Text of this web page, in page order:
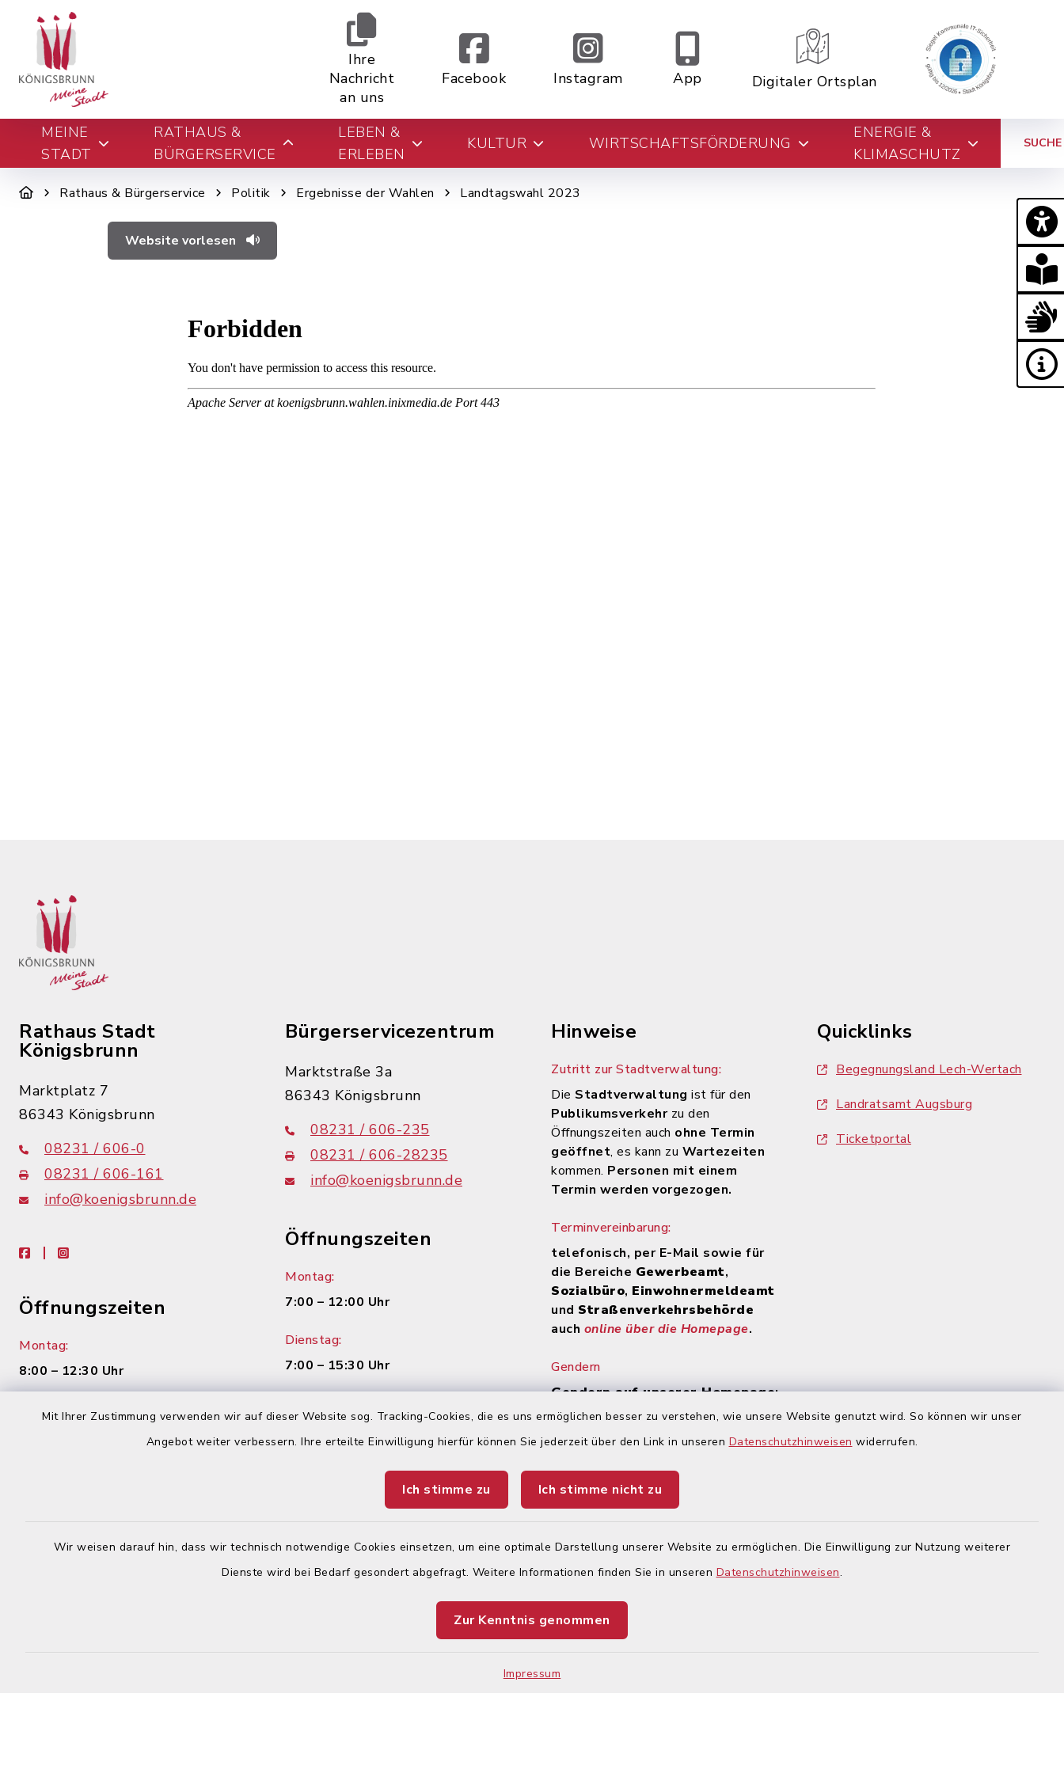
Mit Ihrer Zustimmung verwenden wir auf dieser Website sog. Tracking-Cookies, die es uns ermöglichen besser zu verstehen, wie unsere Website genutzt wird. So können wir unser
Angebot weiter verbessern. Ihre erteilte Einwilligung hierfür können Sie jederzeit über den Link in unseren Datenschutzhinweisen widerrufen.
Ich stimme zu Ich stimme nicht zu
Wir weisen darauf hin, dass wir technisch notwendige Cookies einsetzen, um eine optimale Darstellung unserer Website zu ermöglichen. Die Einwilligung zur Nutzung weiterer
Dienste wird bei Bedarf gesondert abgefragt. Weitere Informationen finden Sie in unseren Datenschutzhinweisen.
Zur Kenntnis genommen
Impressum
Ihre
Nachricht
an uns
Facebook Instagram App Digitaler Ortsplan
MEINE
STADT
RATHAUS &
BÜRGERSERVICE
LEBEN &
ERLEBEN
KULTUR WIRTSCHAFTSFÖRDERUNG
ENERGIE &
KLIMASCHUTZ
SUCHE
Rathaus & Bürgerservice Politik Ergebnisse der Wahlen Landtagswahl 2023
Website vorlesen
Rathaus Stadt
Königsbrunn
Marktplatz 7
86343 Königsbrunn
08231 / 606-0
08231 / 606-161
info@koenigsbrunn.de
facebookinstagram
Öffnungszeiten
Montag:
8:00 – 12:30 Uhr
Dienstag:
Bürgerservicezentrum
Marktstraße 3a
86343 Königsbrunn
08231 / 606-235
08231 / 606-28235
info@koenigsbrunn.de
Öffnungszeiten
Montag:
7:00 – 12:00 Uhr
Dienstag:
7:00 – 15:30 Uhr
8:00 – 12:00 Uhr und 14:00 – 17:30
Freitag:
8:00 – 12:00 Uhr –nur mit Termin!
Hinweise
Zutritt zur Stadtverwaltung:
Die Stadtverwaltung ist für den
Publikumsverkehr zu den
Öffnungszeiten auch ohne Termin
geöffnet, es kann zu Wartezeiten
kommen. Personen mit einem
Termin werden vorgezogen.
Terminvereinbarung:
telefonisch, per E-Mail sowie für
die Bereiche Gewerbeamt,
Sozialbüro, Einwohnermeldeamt
und Straßenverkehrsbehörde
auch online über die Homepage.
Gendern
Gendern auf unserer Homepage:
Auf den Seiten des Internet-
wird wegen der besseren
Lesbarkeit nicht durchgehend
gegendert. Wir weisen
ausdrücklich darauf hin, dass
(m/w/d) angesprochen werden.
Quicklinks
Begegnungsland Lech-Wertach
Landratsamt Augsburg
Ticketportal